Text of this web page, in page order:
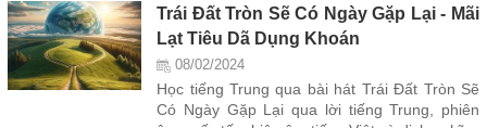
Trái Đất Tròn Sẽ Có Ngày Gặp Lại - Mãi
Lạt Tiêu Dã Dụng Khoán
08/02/2024
Học tiếng Trung qua bài hát Trái Đất Tròn Sẽ
Có Ngày Gặp Lại qua lời tiếng Trung, phiên